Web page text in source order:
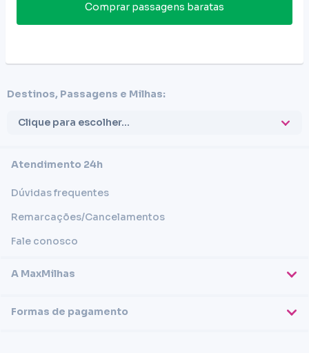
Comprar passagens baratas
Destinos, Passagens e Milhas:
Clique para escolher...
A MaxMilhas
Atendimento 24h
Dúvidas frequentes
Remarcações/Cancelamentos
Fale conosco
Formas de pagamento